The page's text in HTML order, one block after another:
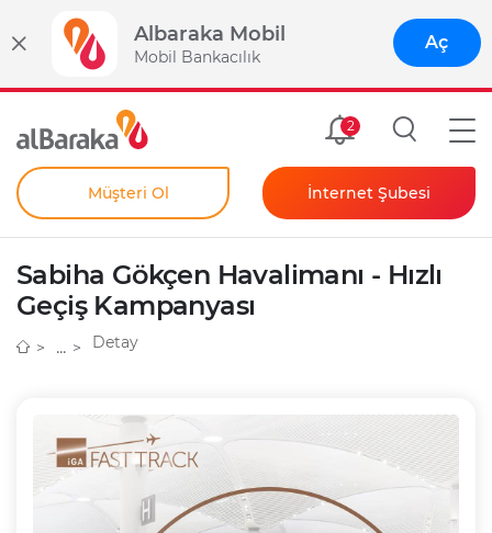
Albaraka Mobil
Mobil Bankacılık
Aç
Size Özel
2
Müşteri Ol
Kendim İçin
Şahıs Firmam İçin
İnternet Şubesi
Bireysel
Kurumsal
Sabiha Gökçen Havalimanı - Hızlı
Geçiş Kampanyası
Detay